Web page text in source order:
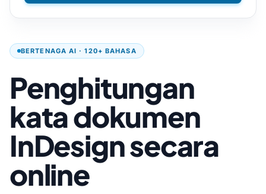
BERTENAGA AI · 120+ BAHASA
Penghitungan
kata dokumen
InDesign secara
online